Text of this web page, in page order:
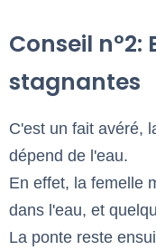
Conseil n°2:
stagnantes
C'est un fait avéré,
dépend de l'eau.
En effet, la femelle
dans l'eau, et
La ponte reste